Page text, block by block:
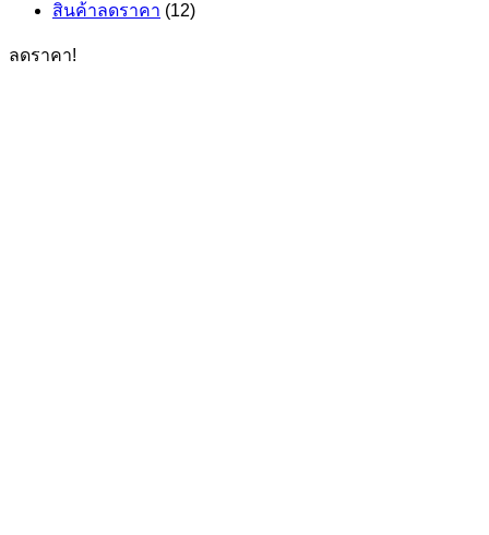
สินค้าลดราคา (12)
ลดราคา!